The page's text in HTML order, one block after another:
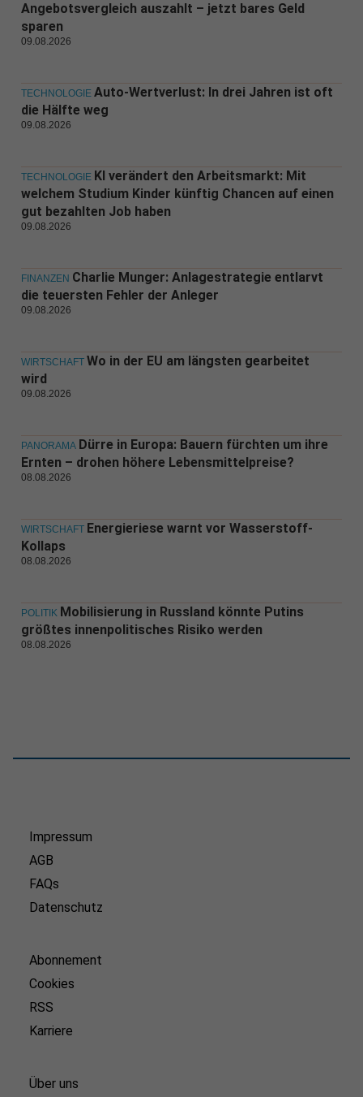
Angebotsvergleich auszahlt – jetzt bares Geld
sparen
09.08.2026
TECHNOLOGIE Auto-Wertverlust: In drei Jahren ist oft
die Hälfte weg
09.08.2026
TECHNOLOGIE KI verändert den Arbeitsmarkt: Mit
welchem Studium Kinder künftig Chancen auf einen
gut bezahlten Job haben
09.08.2026
FINANZEN Charlie Munger: Anlagestrategie entlarvt
die teuersten Fehler der Anleger
09.08.2026
WIRTSCHAFT Wo in der EU am längsten gearbeitet
wird
09.08.2026
PANORAMA Dürre in Europa: Bauern fürchten um ihre
Ernten – drohen höhere Lebensmittelpreise?
08.08.2026
WIRTSCHAFT Energieriese warnt vor Wasserstoff-
Kollaps
08.08.2026
POLITIK Mobilisierung in Russland könnte Putins
größtes innenpolitisches Risiko werden
08.08.2026
Impressum
AGB
FAQs
Datenschutz
Abonnement
Cookies
RSS
Karriere
Über uns